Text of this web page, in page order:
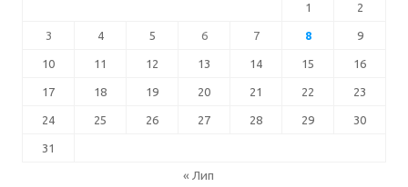
1 2
3 4 5 6 7 8 9
10 11 12 13 14 15 16
17 18 19 20 21 22 23
24 25 26 27 28 29 30
31
« Лип